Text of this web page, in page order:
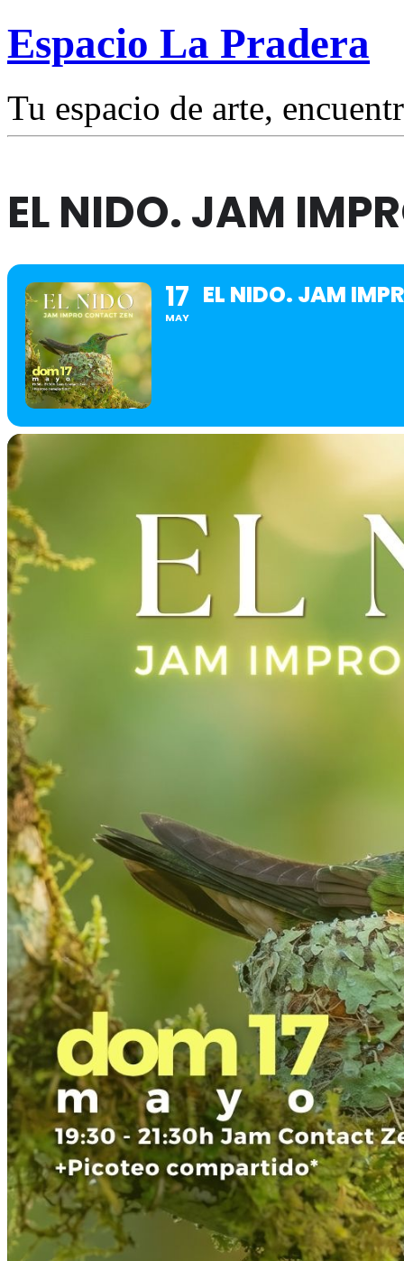
Espacio La Pradera
Tu espacio de arte,
EL NIDO. JAM
17
MAY
EL NIDO. JAM